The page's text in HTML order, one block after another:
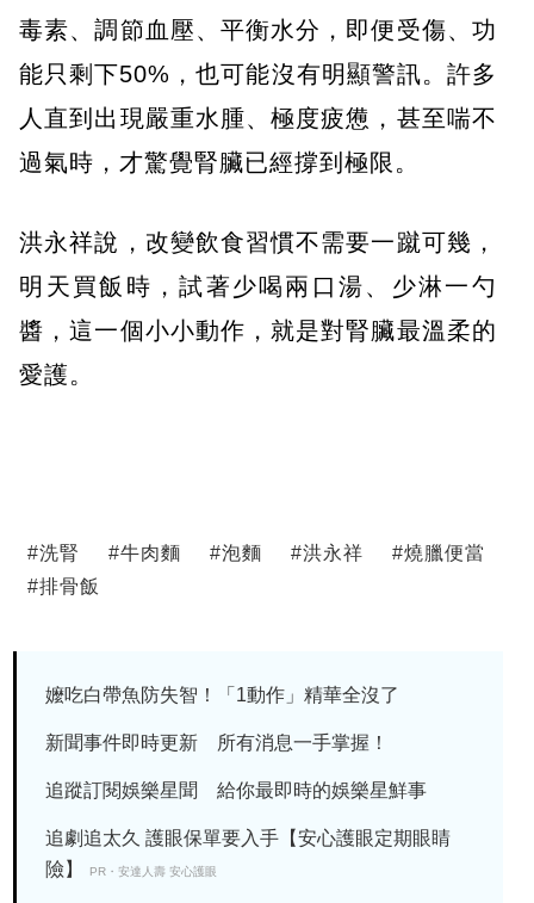
毒素、調節血壓、平衡水分，即便受傷、功
能只剩下50%，也可能沒有明顯警訊。許多
人直到出現嚴重水腫、極度疲憊，甚至喘不
過氣時，才驚覺腎臟已經撐到極限。
洪永祥說，改變飲食習慣不需要一蹴可幾，
明天買飯時，試著少喝兩口湯、少淋一勺
醬，這一個小小動作，就是對腎臟最溫柔的
愛護。
#洗腎 #牛肉麵 #泡麵 #洪永祥 #燒臘便當
#排骨飯
嬤吃白帶魚防失智！「1動作」精華全沒了
新聞事件即時更新 所有消息一手掌握！
追蹤訂閱娛樂星聞 給你最即時的娛樂星鮮事
追劇追太久 護眼保單要入手【安心護眼定期眼睛
險】
PR・安達人壽 安心護眼